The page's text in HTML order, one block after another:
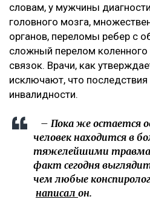
словам, у мужчины
головного мозга,
органов, переломы ребер с
сложный перелом
связок. Врачи, как
исключают, что последствия
инвалидности.
– Пока же остается
человек находится в
тяжелейшими
факт сегодня
чем любые
написал он.